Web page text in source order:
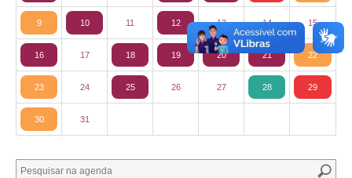
9 10 11 12 13 14 15
16 17 18 19 20 21 22
23 24 25 26 27 28 29
30 31